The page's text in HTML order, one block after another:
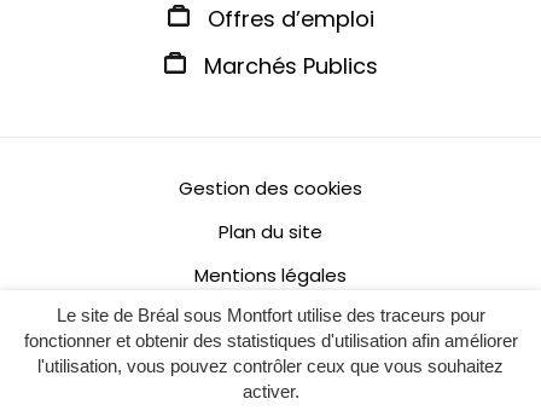
Le site de Bréal sous Montfort utilise des traceurs pour
fonctionner et obtenir des statistiques d'utilisation afin améliorer
l'utilisation, vous pouvez contrôler ceux que vous souhaitez
activer.
Offres d’emploi
Marchés Publics
Gestion des cookies
Plan du site
Mentions légales
Politique de confidentialité
Accessibilité : non conforme